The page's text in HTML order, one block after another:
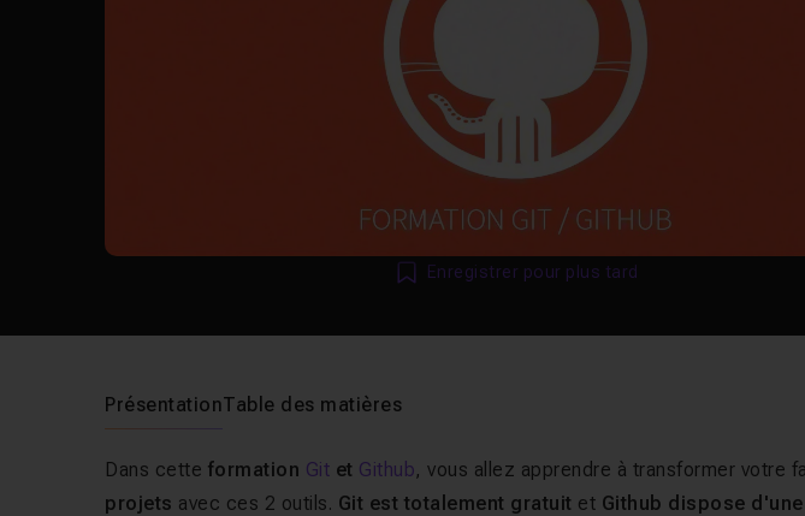
Enregistrer pour plus tard
PrésentationTable des matières
Dans cette formation Git et Github, vous allez apprendre à transformer votre
projets avec ces 2 outils. Git est totalement gratuit et Github dispose